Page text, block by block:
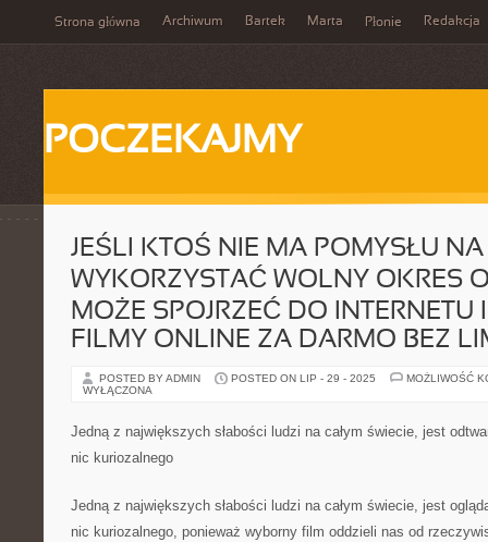
Strona główna Archiwum Bartek Marta Płonie Redakcja
POCZEKAJMY
JEŚLI KTOŚ NIE MA POMYSŁU NA
WYKORZYSTAĆ WOLNY OKRES
MOŻE SPOJRZEĆ DO INTERNETU
FILMY ONLINE ZA DARMO BEZ
POSTED BY ADMIN POSTED ON LIP - 29 - 2025
MOŻLIWOŚĆ
WYŁĄCZONA
Jedną z największych słabości ludzi na całym świecie, jest
nic kuriozalnego
Jedną z największych słabości ludzi na całym świecie, jest
nic kuriozalnego, ponieważ wyborny film oddzieli nas od